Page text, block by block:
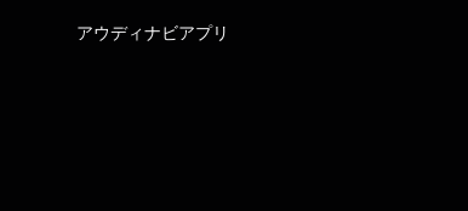
アウディナビアプリ